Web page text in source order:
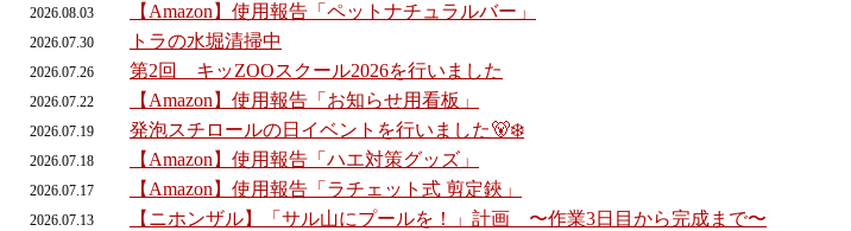
2026.08.03 【Amazon】使用報告「ペットナチュラルバー」
2026.07.30 トラの水堀清掃中
2026.07.26 第2回 キッZOOスクール2026を行いました
2026.07.22 【Amazon】使用報告「お知らせ用看板」
2026.07.19 発泡スチロールの日イベントを行いました🐻‍❄️
2026.07.18 【Amazon】使用報告「ハエ対策グッズ」
2026.07.17 【Amazon】使用報告「ラチェット式 剪定鋏」
2026.07.13 【ニホンザル】「サル山にプールを！」計画 〜作業3日目から完成まで〜